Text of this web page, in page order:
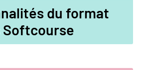
du format
Softcourse